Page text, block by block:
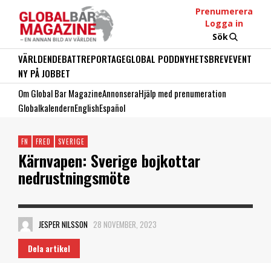
Prenumerera
Logga in
Sök
VÄRLDENDEBATTREPORTAGEGLOBAL PODDNYHETSBREVEVENT
NY PÅ JOBBET
Om Global Bar MagazineAnnonseraHjälp med prenumeration
GlobalkalendernEnglishEspañol
FN FRED SVERIGE
Kärnvapen: Sverige bojkottar
nedrustningsmöte
JESPER NILSSON 28 NOVEMBER, 2023
Dela artikel